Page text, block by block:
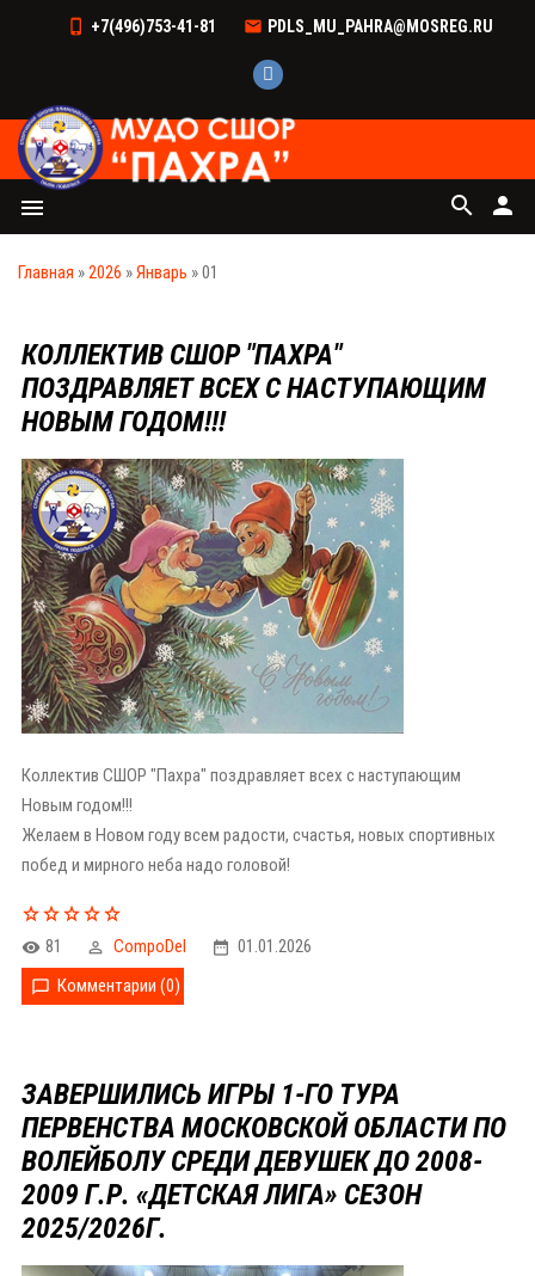
+7(496)753-41-81 PDLS_MU_PAHRA@MOSREG.RU
menu person
search
Главная »2026 »Январь »01
КОЛЛЕКТИВ СШОР "ПАХРА"
ПОЗДРАВЛЯЕТ ВСЕХ С НАСТУПАЮЩИМ
НОВЫМ ГОДОМ!!!
Коллектив СШОР "Пахра" поздравляет всех с наступающим
Новым годом!!!
Желаем в Новом году всем радости, счастья, новых спортивных
побед и мирного неба надо головой!
81 CompoDel
01.01.2026
Комментарии (0)
ЗАВЕРШИЛИСЬ ИГРЫ 1-ГО ТУРА
ПЕРВЕНСТВА МОСКОВСКОЙ ОБЛАСТИ ПО
ВОЛЕЙБОЛУ СРЕДИ ДЕВУШЕК ДО 2008-
2009 Г.Р. «ДЕТСКАЯ ЛИГА» СЕЗОН
2025/2026Г.